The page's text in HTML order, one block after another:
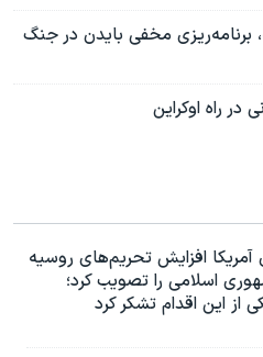
برنامه‌ریزی مخفی بایدن در جنگ
راه اوکراین
آمریکا افزایش تحریم‌های روسیه
اسلامی را تصویب کرد؛
از این اقدام تشکر کرد